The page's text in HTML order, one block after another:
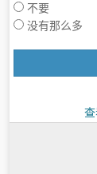
不要
没有那么多